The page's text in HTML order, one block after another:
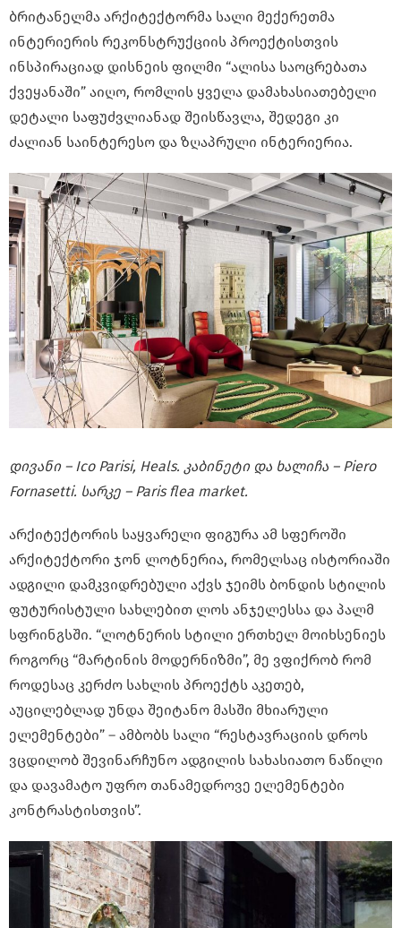
ბრიტანელმა არქიტექტორმა სალი მექერეთმა
ინტერიერის რეკონსტრუქციის პროექტისთვის
ინსპირაციად დისნეის ფილმი “ალისა საოცრებათა
ქვეყანაში” აიღო, რომლის ყველა დამახასიათებელი
დეტალი საფუძვლიანად შეისწავლა, შედეგი კი
ძალიან საინტერესო და ზღაპრული ინტერიერია.
დივანი – Ico Parisi, Heals. კაბინეტი და ხალიჩა – Piero
Fornasetti. სარკე – Paris flea market.
არქიტექტორის საყვარელი ფიგურა ამ სფეროში
არქიტექტორი ჯონ ლოტნერია, რომელსაც ისტორიაში
ადგილი დამკვიდრებული აქვს ჯეიმს ბონდის სტილის
ფუტურისტული სახლებით ლოს ანჯელესსა და პალმ
სფრინგსში. “ლოტნერის სტილი ერთხელ მოიხსენიეს
როგორც “მარტინის მოდერნიზმი”, მე ვფიქრობ რომ
როდესაც კერძო სახლის პროექტს აკეთებ,
აუცილებლად უნდა შეიტანო მასში მხიარული
ელემენტები” – ამბობს სალი “რესტავრაციის დროს
ვცდილობ შევინარჩუნო ადგილის სახასიათო ნაწილი
და დავამატო უფრო თანამედროვე ელემენტები
კონტრასტისთვის”.